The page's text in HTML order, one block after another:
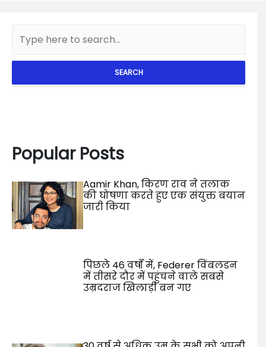
SEARCH
Popular Posts
Aamir Khan, किरण राव ने तलाक
की घोषणा करते हुए एक संयुक्त बयान
जारी किया
पिछले 46 वर्षों में, Federer विंबलडन
में तीसरे दौर में पहुंचने वाले सबसे
उम्रदराज खिलाड़ी बन गए